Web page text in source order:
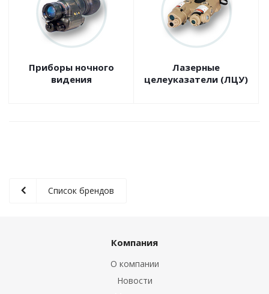
Приборы ночного
видения
Лазерные
целеуказатели (ЛЦУ)
Список брендов
Компания
О компании
Новости